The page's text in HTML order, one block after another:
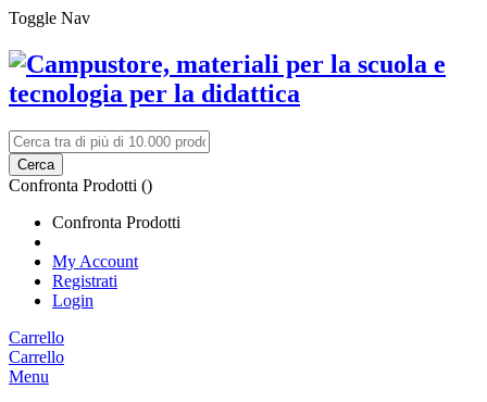
Toggle Nav
Cerca
Confronta Prodotti ()
Confronta Prodotti
My Account
Registrati
Login
Carrello
Carrello
Menu